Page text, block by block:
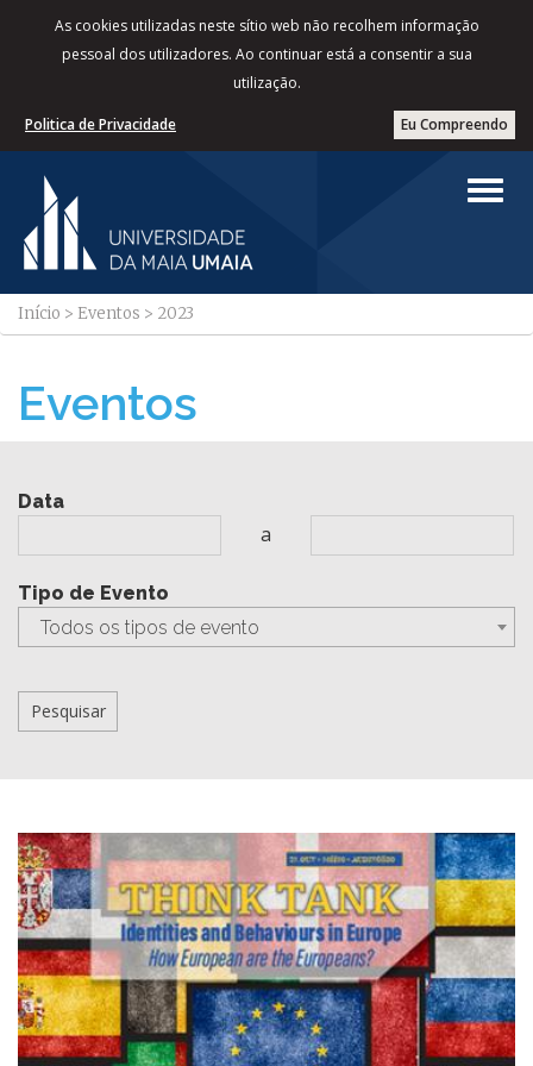
As cookies utilizadas neste sítio web não recolhem informação
pessoal dos utilizadores. Ao continuar está a consentir a sua
utilização.
Eu Compreendo
Politica de Privacidade
Início > Eventos > 2023
Eventos
Data
a
Tipo de Evento
Todos os tipos de evento